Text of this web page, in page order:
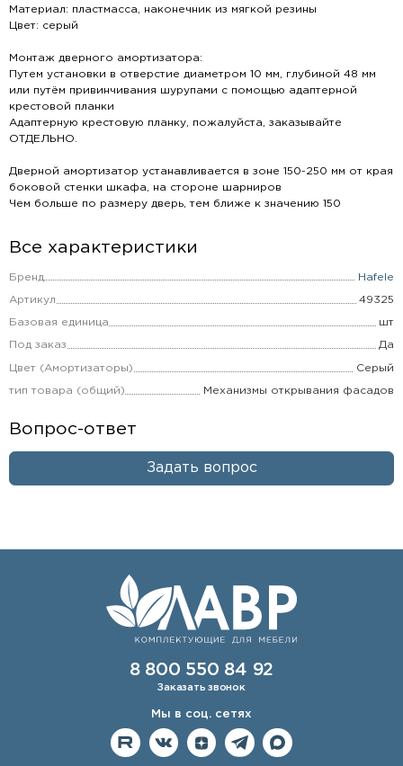
Материал: пластмасса, наконечник из мягкой резины
Цвет: серый
Монтаж дверного амортизатора:
Путем установки в отверстие диаметром 10 мм, глубиной 48 мм
или путём привинчивания шурупами с помощью адаптерной
крестовой планки
Адаптерную крестовую планку, пожалуйста, заказывайте
ОТДЕЛЬНО.
Дверной амортизатор устанавливается в зоне 150-250 мм от края
боковой стенки шкафа, на стороне шарниров
Чем больше по размеру дверь, тем ближе к значению 150
Все характеристики
Бренд Hafele
Артикул 49325
Базовая единица шт
Под заказ Да
Цвет (Амортизаторы) Серый
тип товара (общий) Механизмы открывания фасадов
Вопрос-ответ
Задать вопрос
8 800 550 84 92
Заказать звонок
Мы в соц. сетях